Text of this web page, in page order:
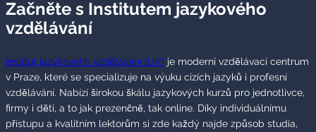
Začněte s Institutem jazykového
vzdělávání
Institut jazykového vzdělávání (IJV) je moderní vzdělávací centrum
v Praze, které se specializuje na výuku cizích jazyků i profesní
vzdělávání. Nabízí širokou škálu jazykových kurzů pro jednotlivce,
firmy i děti, a to jak prezenčně, tak online. Díky individuálnímu
přístupu a kvalitním lektorům si zde každý najde způsob studia,